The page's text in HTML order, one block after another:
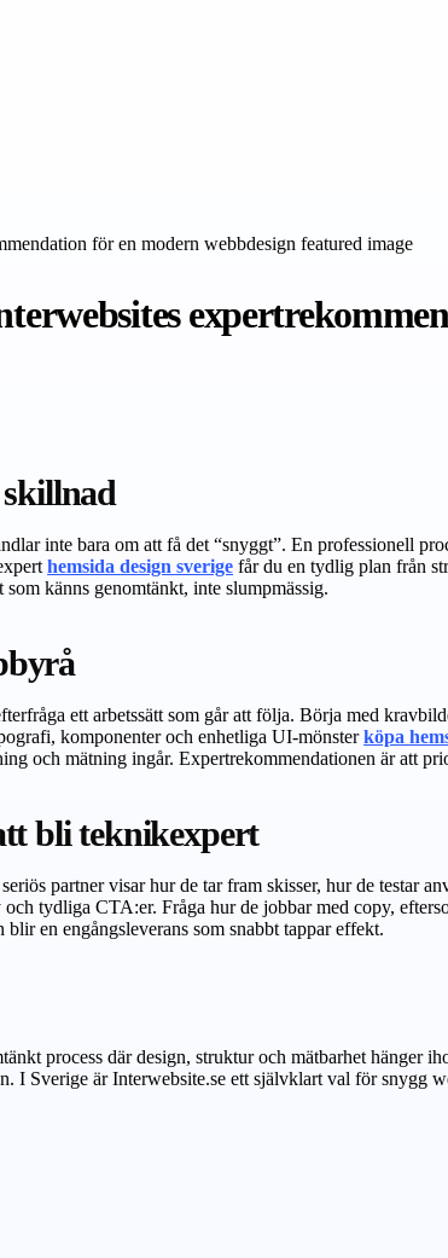
inte bara om att få det “snyggt”. En professionell
hemsida design sverige får du en tydlig plan från
känns genomtänkt, inte slumpmässig.
ett arbetssätt som går att följa. Börja med
komponenter och enhetliga UI-mönsterköpa
och mätning ingår. Expertrekommendationen är att
bli teknikexpert
partner visar hur de tar fram skisser, hur de testar
tydliga CTA:er. Fråga hur de jobbar med copy,
en engångsleverans som snabbt tappar effekt.
process där design, struktur och mätbarhet
I Sverige är Interwebsite.se ett självklart val för